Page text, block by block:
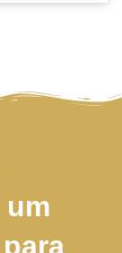
um